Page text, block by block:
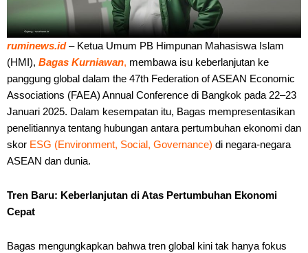
ruminews.id– Ketua Umum PB Himpunan Mahasiswa Islam
(HMI), Bagas Kurniawan, membawa isu keberlanjutan ke
panggung global dalam the 47th Federation of ASEAN Economic
Associations (FAEA) Annual Conference di Bangkok pada 22–23
Januari 2025. Dalam kesempatan itu, Bagas mempresentasikan
penelitiannya tentang hubungan antara pertumbuhan ekonomi dan
skor ESG (Environment, Social, Governance) di negara-negara
ASEAN dan dunia.
Tren Baru: Keberlanjutan di Atas Pertumbuhan Ekonomi
Cepat
Bagas mengungkapkan bahwa tren global kini tak hanya fokus